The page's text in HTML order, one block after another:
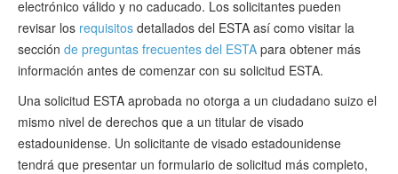
electrónico válido y no caducado. Los solicitantes pueden
revisar los requisitos detallados del ESTA así como visitar la
sección de preguntas frecuentes del ESTA para obtener más
información antes de comenzar con su solicitud ESTA.
Una solicitud ESTA aprobada no otorga a un ciudadano suizo el
mismo nivel de derechos que a un titular de visado
estadounidense. Un solicitante de visado estadounidense
tendrá que presentar un formulario de solicitud más completo,